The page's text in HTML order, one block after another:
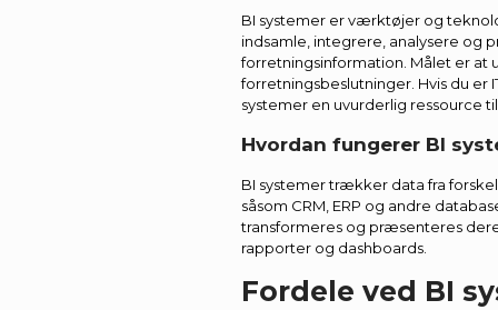
BI systemer er værktøjer og
indsamle, integrere, analysere og
forretningsinformation. Målet er at
forretningsbeslutninger. Hvis du er
systemer en uvurderlig ressource
Hvordan fungerer BI
BI systemer trækker data fra
såsom CRM, ERP og andre
transformeres og præsenteres
rapporter og dashboards.
Fordele ved BI